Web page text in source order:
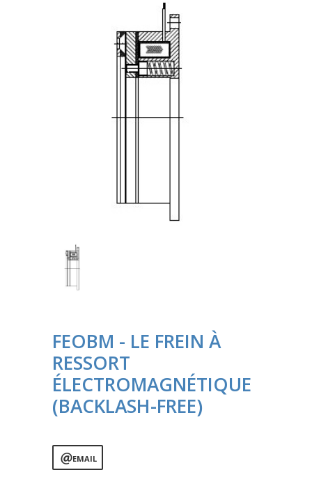
FEOBM - LE FREIN À
RESSORT
ÉLECTROMAGNÉTIQUE
(BACKLASH-FREE)
EMAIL